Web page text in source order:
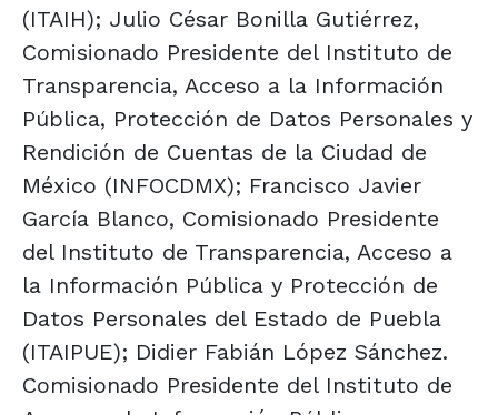
(ITAIH); Julio César Bonilla Gutiérrez,
Comisionado Presidente del Instituto de
Transparencia, Acceso a la Información
Pública, Protección de Datos Personales y
Rendición de Cuentas de la Ciudad de
México (INFOCDMX); Francisco Javier
García Blanco, Comisionado Presidente
del Instituto de Transparencia, Acceso a
la Información Pública y Protección de
Datos Personales del Estado de Puebla
(ITAIPUE); Didier Fabián López Sánchez.
Comisionado Presidente del Instituto de